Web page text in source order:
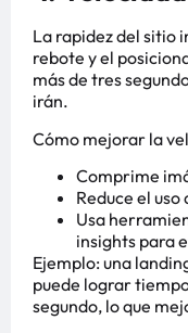
La rapidez del sitio
rebote y el
más de tres
irán.
Cómo mejorar la
Comprime
Reduce el
Usa
insights para
Ejemplo: una
puede lograr
segundo, lo que